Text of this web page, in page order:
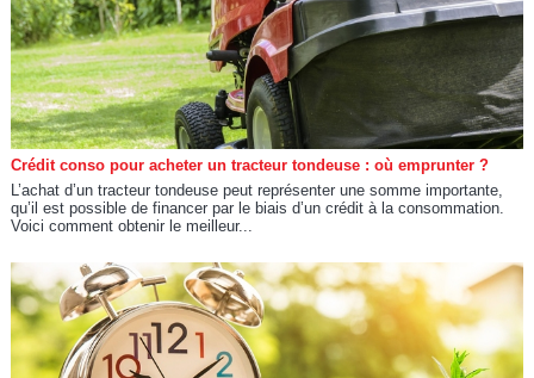
Crédit conso pour acheter un tracteur tondeuse : où emprunter ?
L’achat d’un tracteur tondeuse peut représenter une somme importante,
qu’il est possible de financer par le biais d’un crédit à la consommation.
Voici comment obtenir le meilleur...